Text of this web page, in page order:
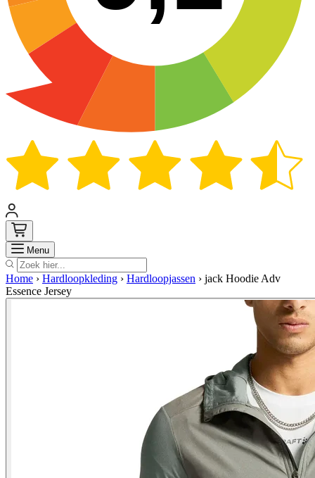
Menu Zoek
Home › Hardloopkleding › Hardloopjassen › jack Hoodie Adv
Essence Jersey